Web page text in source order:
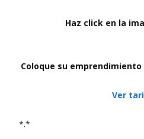
Haz click en la
Coloque su
Ver
*.*